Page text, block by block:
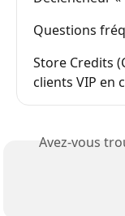
Questions
Store Credits
clients VIP en
Avez-vous